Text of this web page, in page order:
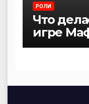
РОЛИ
Что
игре